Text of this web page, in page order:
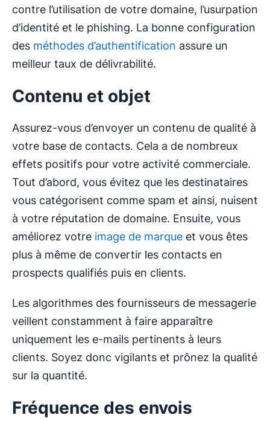
contre l’utilisation de votre domaine, l’usurpation
d’identité et le phishing. La bonne configuration
des méthodes d’authentification assure un
meilleur taux de délivrabilité.
Contenu et objet
Assurez-vous d’envoyer un contenu de qualité à
votre base de contacts. Cela a de nombreux
effets positifs pour votre activité commerciale.
Tout d’abord, vous évitez que les destinataires
vous catégorisent comme spam et ainsi, nuisent
à votre réputation de domaine. Ensuite, vous
améliorez votre image de marque et vous êtes
plus à même de convertir les contacts en
prospects qualifiés puis en clients.
Les algorithmes des fournisseurs de messagerie
veillent constamment à faire apparaître
uniquement les e-mails pertinents à leurs
clients. Soyez donc vigilants et prônez la qualité
sur la quantité.
Fréquence des envois